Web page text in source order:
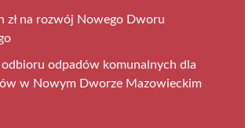
zł na rozwój Nowego Dworu
odbioru odpadów komunalnych dla
w Nowym Dworze Mazowieckim